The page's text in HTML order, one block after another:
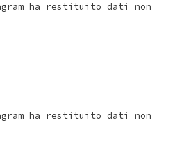
ha restituito dati non
ha restituito dati non